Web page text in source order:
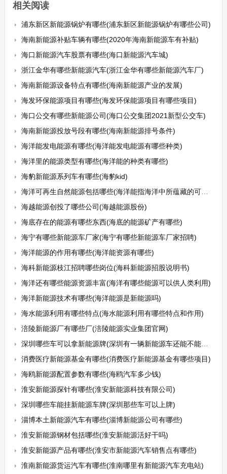
相关阅读
浦东新区新能源锅炉有哪些(浦东新区新能源锅炉有哪些公司)
海南新能源补贴车辆有哪些(2020年海南新能源车有补贴)
海口新能源汽车股票有哪些(海口新能源汽车城)
浙江金华有哪些新能源汽车(浙江金华有哪些新能源汽车厂)
海南新能源设备特点有哪些(海南新能源产业的发展)
海发环保能源项目有哪些(海发环保能源项目有哪些项目)
海口公交有哪些新能源公司(海口公交集团2021新型公交车)
海南新能源投放号段有哪些(海南新能源排号条件)
海洋能发电能源有哪些(海洋能发电能源有哪些种类)
海洋里的能源类型有哪些(海洋能的种类有哪些)
海豹新能源系列车有哪些(海豹kid)
海洋可再生自然能源包括哪些(海洋能指海洋中所蕴藏的可再生自然能源主要包括哪些)
海越能源创投了哪些公司(海越能源股份)
海底存在的能源有哪些东西(海底的能源矿产有哪些)
海宁有哪些新能源车厂家(海宁有哪些新能源车厂家招聘)
海洋能源的作用有哪些(海洋能资源有哪些)
海科新能源枝江招聘哪些岗位(海科新能源招股说明书)
海洋还有哪些能源资源丰富(海洋有哪些能源可以供人类利用)
海洋新能源技术有哪些(海洋能源是新能源吗)
海水能源利用有哪些特点(海水能源利用有哪些特点和作用)
涪陵新能源厂有哪些厂(涪陵能源实业集团官网)
深圳哪些车可以拿新能源牌(深圳有一辆新能源车还能不能拍牌)
消费医疗新能源基金有哪些(消费医疗新能源基金有哪些项目)
海鸥新能源配置参数有哪些(海鸥汽车多少钱)
淮安新能源探针有哪些(淮安新能源科技有限公司)
深圳哪些车能挂新能源车牌(深圳那些车可以上牌)
淄博本土新能源汽车有哪些(淄博新能源公司有哪些)
淮安新能源钢材包括哪些(淮安新能源活好干吗)
淮安新能源产品有哪些(淮安市新能源汽车销售点有哪些)
淮南新能源货运汽车有哪些(淮南哪里有新能源汽车充电站)